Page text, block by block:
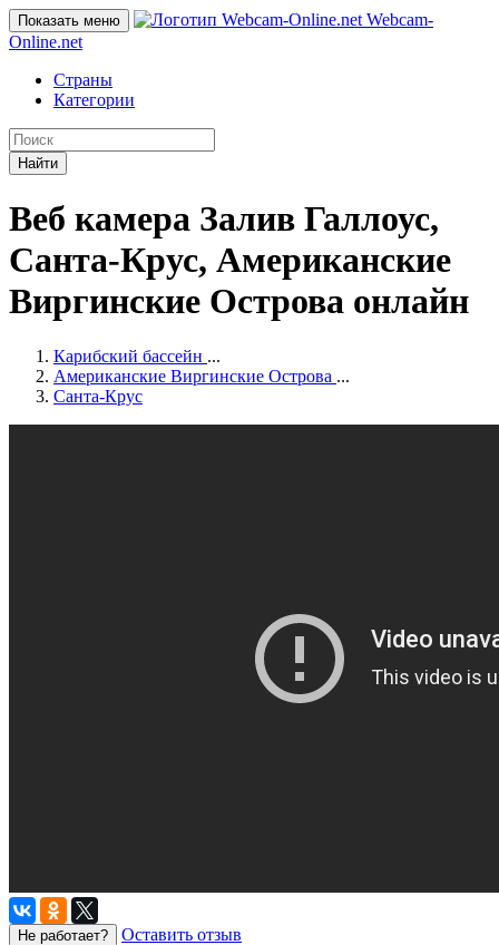
Показать меню
Webcam-
Online.net
Страны
Категории
Найти
Веб камера Залив Галлоус,
Санта-Крус, Американские
Виргинские Острова онлайн
Карибский бассейн ...
Американские Виргинские Острова ...
Санта-Крус
Не работает?
Оставить отзыв